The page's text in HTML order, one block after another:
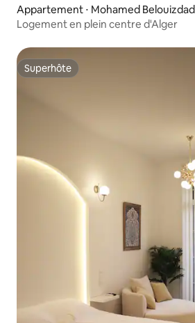
Appartement ⋅ Mohamed Belouizdad
Logement en plein centre d'Alger
Superhôte
Superhôte